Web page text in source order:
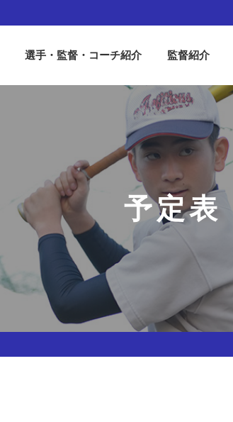
選手・監督・コーチ紹介 監督紹介
予定表